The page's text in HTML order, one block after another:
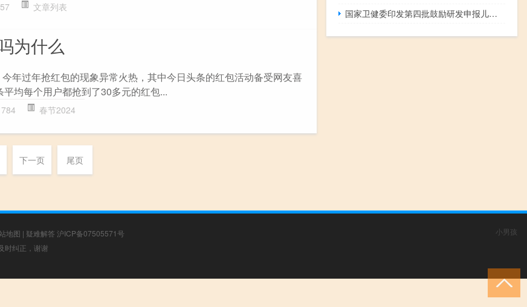
文章列表
为什么
年过年抢红包的现象异常火热，其中今日头条的红包活动备受网友喜
均每个用户都抢到了30多元的红包...
784 春节2024
下一页 尾页
国家卫健委印发第四批鼓励研发申报儿童药品清单
地图 | 疑难解答 沪ICP备07505571号
时纠正，谢谢
小男孩